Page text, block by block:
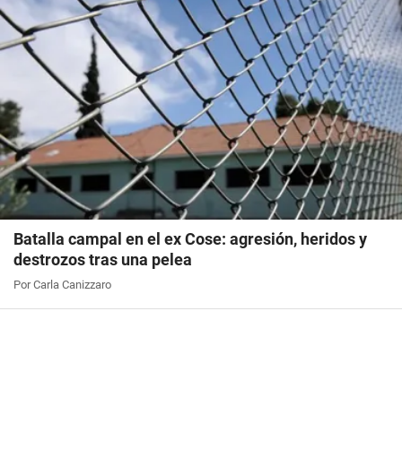
Batalla campal en el ex Cose: agresión, heridos y
destrozos tras una pelea
Por Carla Canizzaro